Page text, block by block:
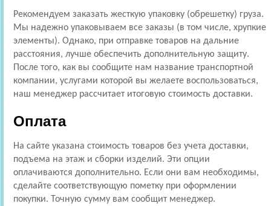
Рекомендуем заказать жесткую упаковку (обрешетку) груза.
Мы надежно упаковываем все заказы (в том числе, хрупкие
элементы). Однако, при отправке товаров на дальние
расстояния, лучше обеспечить дополнительную защиту.
После того, как вы сообщите нам название транспортной
компании, услугами которой вы желаете воспользоваться,
наш менеджер рассчитает итоговую стоимость доставки.
Оплата
На сайте указана стоимость товаров без учета доставки,
подъема на этаж и сборки изделий. Эти опции
оплачиваются дополнительно. Если они вам необходимы,
сделайте соответствующую пометку при оформлении
покупки. Точную сумму вам сообщит менеджер.